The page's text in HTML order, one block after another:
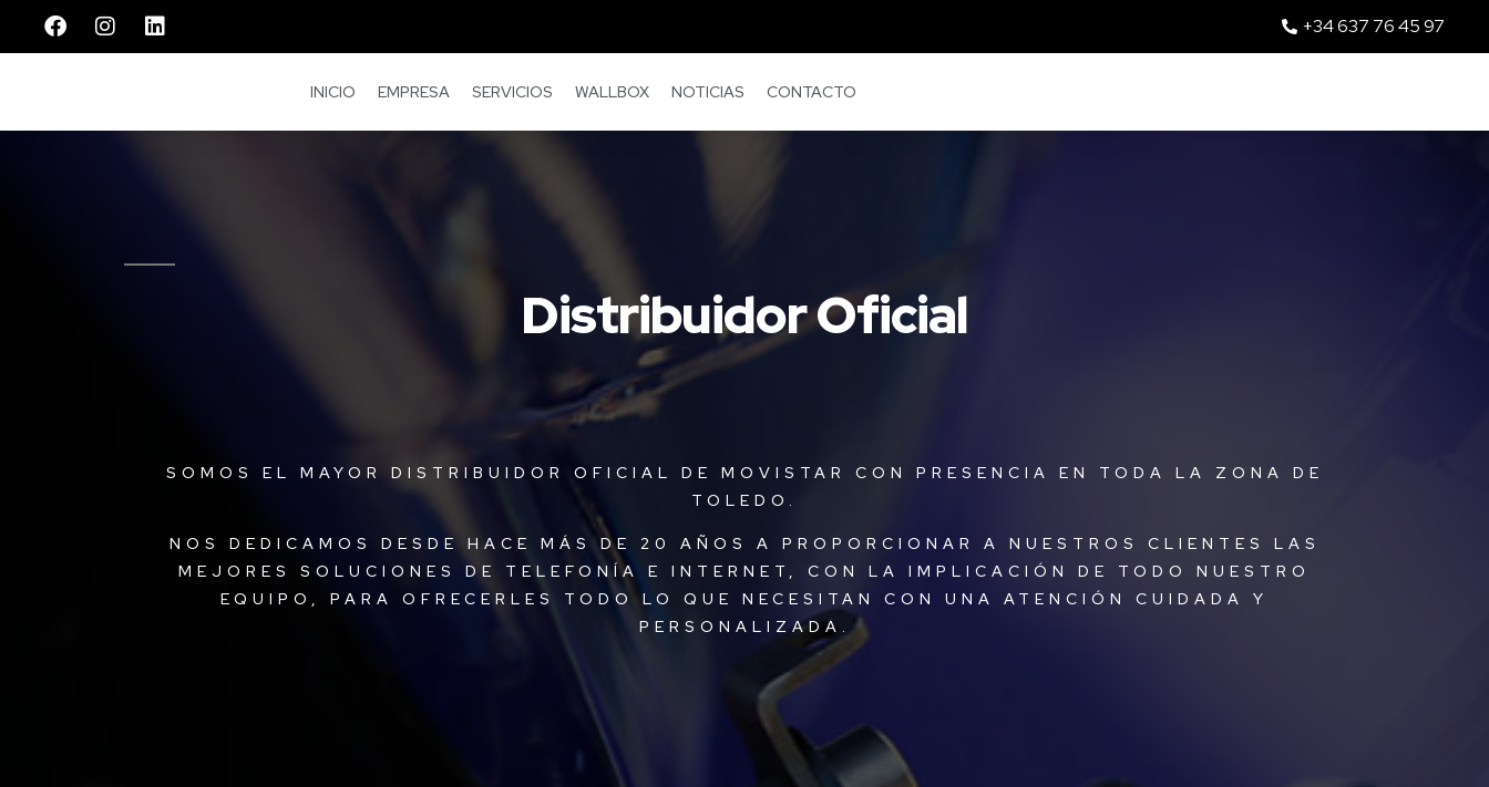
+34 637 76 45 97
INICIO EMPRESA SERVICIOS WALLBOX NOTICIAS CONTACTO
Distribuidor Oficial
SOMOS EL MAYOR DISTRIBUIDOR OFICIAL DE MOVISTAR CON PRESENCIA EN TODA LA ZONA DE
TOLEDO.
NOS DEDICAMOS DESDE HACE MÁS DE 20 AÑOS A PROPORCIONAR A NUESTROS CLIENTES LAS
MEJORES SOLUCIONES DE TELEFONÍA E INTERNET, CON LA IMPLICACIÓN DE TODO NUESTRO
EQUIPO, PARA OFRECERLES TODO LO QUE NECESITAN CON UNA ATENCIÓN CUIDADA Y
PERSONALIZADA.